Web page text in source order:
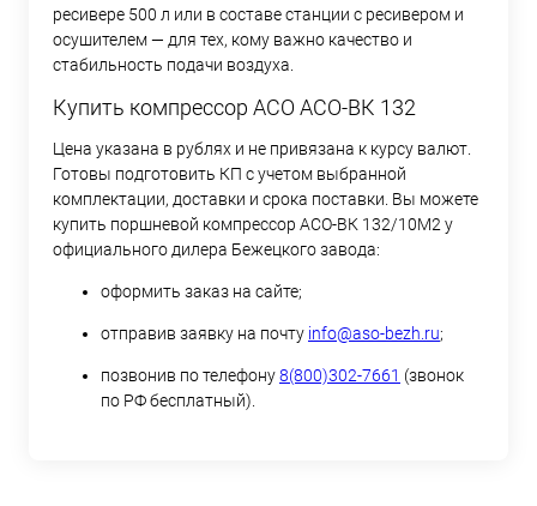
ресивере 500 л или в составе станции с ресивером и
осушителем — для тех, кому важно качество и
стабильность подачи воздуха.
Купить компрессор АСО АСО-ВК 132
Цена указана в рублях и не привязана к курсу валют.
Готовы подготовить КП с учетом выбранной
комплектации, доставки и срока поставки. Вы можете
купить поршневой компрессор АСО-ВК 132/10М2 у
официального дилера Бежецкого завода:
оформить заказ на сайте;
отправив заявку на почту info@aso-bezh.ru;
позвонив по телефону8(800)302-7661 (звонок
по РФ бесплатный).